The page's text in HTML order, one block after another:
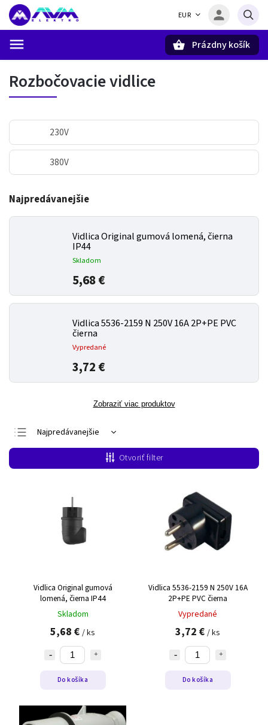
EUR
Prázdny košík
Rozbočovacie vidlice
230V
380V
Najpredávanejšie
Vidlica Original gumová lomená, čierna
IP44
Skladom
5,68 €
Vidlica 5536-2159 N 250V 16A 2P+PE PVC
čierna
Vypredané
3,72 €
Zobraziť viac produktov
Najpredávanejšie
Najlacnejšie
Najdrahšie
Otvoriť filter
Vidlica Original gumová
lomená, čierna IP44
Skladom
5,68 € / ks
Do košíka
Vidlica 5536-2159 N 250V 16A
2P+PE PVC čierna
Vypredané
3,72 € / ks
Do košíka